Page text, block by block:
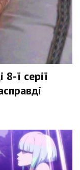
8-ї серії